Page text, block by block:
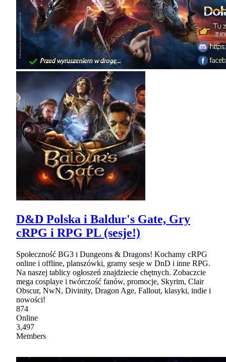
D&D Polska i Baldur's Gate, Gry
cRPG i RPG PL (sesje!)
Społeczność BG3 i Dungeons & Dragons! Kochamy cRPG
online i offline, planszówki, gramy sesje w DnD i inne RPG.
Na naszej tablicy ogłoszeń znajdziecie chętnych. Zobaczcie
mega cosplaye i twórczość fanów, promocje, Skyrim, Clair
Obscur, NwN, Divinity, Dragon Age, Fallout, klasyki, indie i
nowości!
874
Online
3,497
Members